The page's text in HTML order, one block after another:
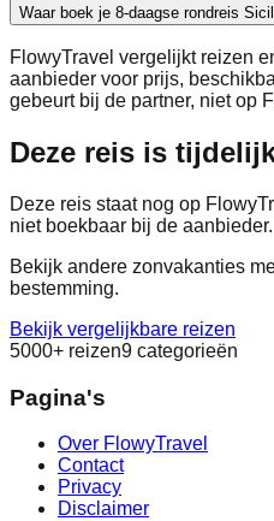
Waar boek je 8-daagse rondreis
FlowyTravel vergelijkt reizen
aanbieder voor prijs,
gebeurt bij de partner, niet op
Deze reis is
Deze reis staat nog op
niet boekbaar bij de aanbieder.
Bekijk andere zonvakanties
bestemming.
Bekijk vergelijkbare reizen
5000+ reizen9 categorieën
Pagina's
Over FlowyTravel
Contact
Privacy
Disclaimer